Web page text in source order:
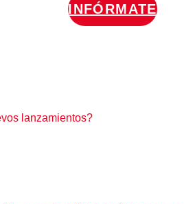
INFÓRMATE
lanzamientos?